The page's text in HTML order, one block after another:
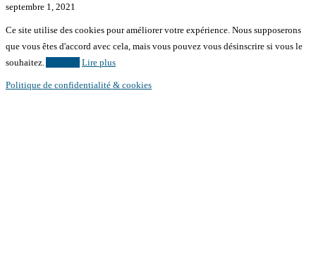
septembre 1, 2021
Ce site utilise des cookies pour améliorer votre expérience. Nous supposerons
que vous êtes d'accord avec cela, mais vous pouvez vous désinscrire si vous le
souhaitez.
Lire plus
Politique de confidentialité & cookies